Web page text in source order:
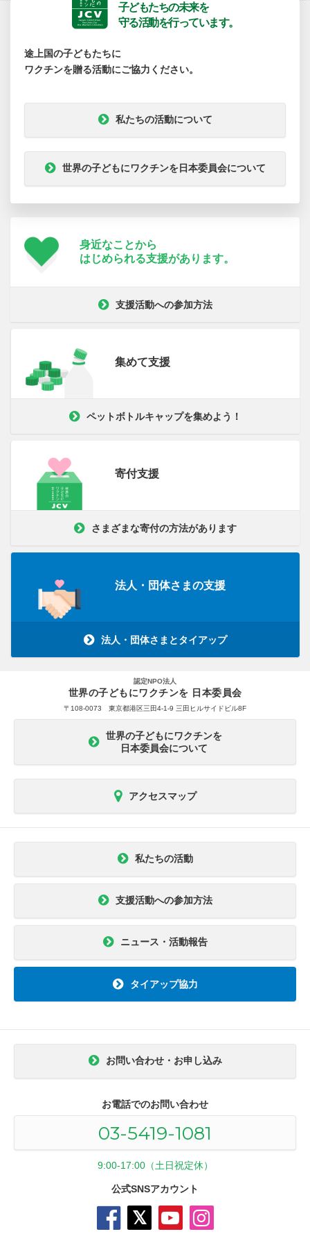
子どもたちの未来を
守る活動を行っています。
途上国の子どもたちに
ワクチンを贈る活動にご協力ください。
私たちの活動について
世界の子どもにワクチンを日本委員会について
身近なことから
はじめられる支援があります。
支援活動への参加方法
集めて支援
ペットボトルキャップを集めよう！
寄付支援
さまざまな寄付の方法があります
法人・団体さまの支援
法人・団体さまとタイアップ
認定NPO法人
世界の子どもにワクチンを 日本委員会
〒108-0073 東京都港区三田4-1-9 三田ヒルサイドビル8F
世界の子どもにワクチンを
日本委員会について
アクセスマップ
私たちの活動
支援活動への参加方法
ニュース・活動報告
タイアップ協力
お問い合わせ・お申し込み
お電話でのお問い合わせ
03-5419-1081
9:00-17:00（土日祝定休）
公式SNSアカウント